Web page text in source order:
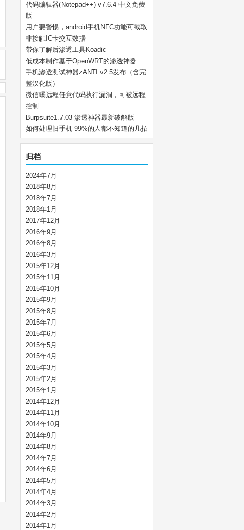
代码编辑器(Notepad++) v7.6.4 中文免费
版
用户要警惕，android手机NFC功能可截取
非接触IC卡交互数据
带你了解后渗透工具Koadic
低成本制作基于OpenWRT的渗透神器
手机渗透测试神器zANTI v2.5发布（含完
整汉化版）
微信曝远程任意代码执行漏洞，可被远程
控制
Burpsuite1.7.03 渗透神器最新破解版
如何处理旧手机 99%的人都不知道的几招
归档
2024年7月
2018年8月
2018年7月
2018年1月
2017年12月
2016年9月
2016年8月
2016年3月
2015年12月
2015年11月
2015年10月
2015年9月
2015年8月
2015年7月
2015年6月
2015年5月
2015年4月
2015年3月
2015年2月
2015年1月
2014年12月
2014年11月
2014年10月
2014年9月
2014年8月
2014年7月
2014年6月
2014年5月
2014年4月
2014年3月
2014年2月
2014年1月